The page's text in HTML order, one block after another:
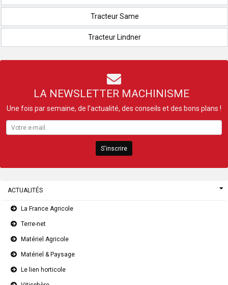
Tracteur Same
Tracteur Lindner
LA NEWSLETTER MACHINISME
Une fois par semaine, de l’actualité, des conseils et des bons plans !
S'inscrire
ACTUALITÉS
La France Agricole
Terre-net
Matériel Agricole
Matériel & Paysage
Le lien horticole